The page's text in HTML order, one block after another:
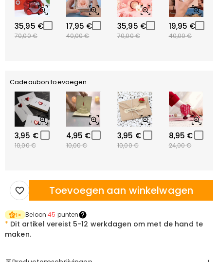
35,95 €
70,00 €
17,95 €
40,00 €
35,95 €
70,00 €
19,95 €
40,00 €
Cadeaubon toevoegen
3,95 €
10,00 €
4,95 €
10,00 €
3,95 €
10,00 €
8,95 €
24,00 €
Toevoegen aan winkelwagen
1× Beloon45 punten
* Dit artikel vereist 5-12 werkdagen om met de hand te
maken.